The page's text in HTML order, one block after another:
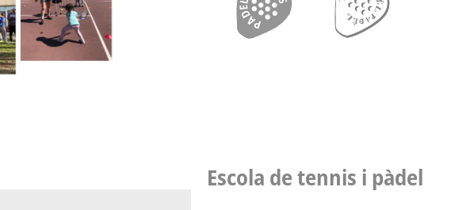
Escola de tennis i pàdel